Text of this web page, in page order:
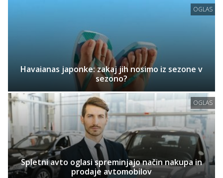
OGLAS
Havaianas japonke: zakaj jih nosimo iz sezone v
sezono?
OGLAS
Spletni avto oglasi spreminjajo način nakupa in
prodaje avtomobilov